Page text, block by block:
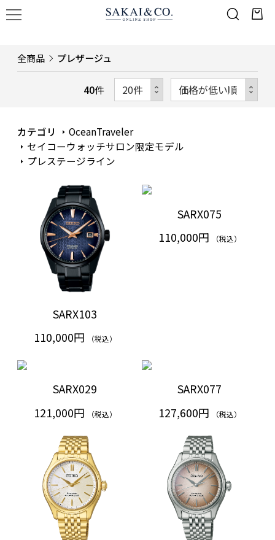
全商品 プレザージュ
40件
カテゴリ
OceanTraveler
セイコーウォッチサロン限定モデル
プレステージライン
SARX103
110,000円
（税込）
SARX075
110,000円
（税込）
SARX029
121,000円
（税込）
SARX077
127,600円
（税込）